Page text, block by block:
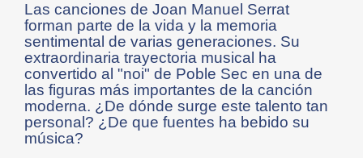
Las canciones de Joan Manuel Serrat
forman parte de la vida y la memoria
sentimental de varias generaciones. Su
extraordinaria trayectoria musical ha
convertido al "noi" de Poble Sec en una de
las figuras más importantes de la canción
moderna. ¿De dónde surge este talento tan
personal? ¿De que fuentes ha bebido su
música?